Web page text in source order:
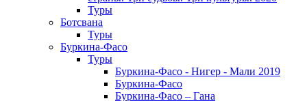
Туры
Ботсвана
Туры
Буркина-Фасо
Туры
Буркина-Фасо - Нигер - Мали 2019
Буркина-Фасо
Буркина-Фасо – Гана